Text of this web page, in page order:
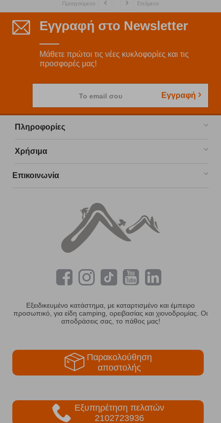
Προηγούμενο Επόμενο
Εγγραφή στο Newsletter
Μάθετε πρώτοι τις νέες κυκλοφορίες και τις
προσφορές μας!
Το email σου Εγγραφή
Πληροφορίες
Χρήσιμα
Επικοινωνία
Εξειδικευμένο κατάστημα, με καταρτισμένο και έμπειρο
προσωπικό, για είδη camping, ορειβασίας και χιονοδρομίας. Οι
αποδράσεις σας, το πάθος μας!
Παρακολούθηση
αποστολής
Εξυπηρέτηση πελατών
2102723936